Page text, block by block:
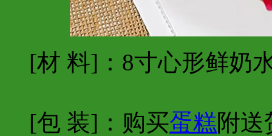
[材 料]：8寸心形鲜奶
[包 装]：购买蛋糕附